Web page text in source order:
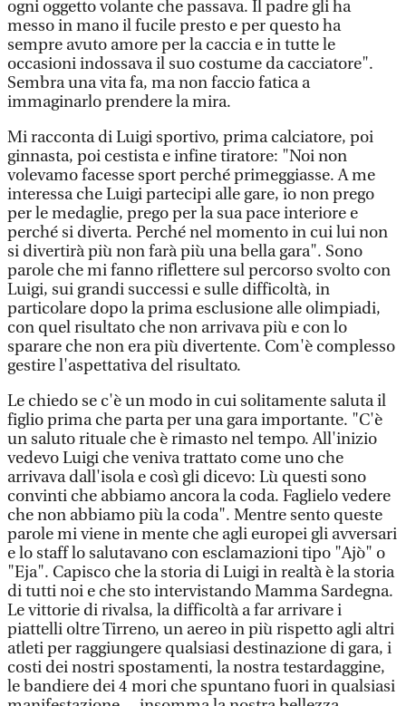
ogni oggetto volante che passava. Il padre gli ha
messo in mano il fucile presto e per questo ha
sempre avuto amore per la caccia e in tutte le
occasioni indossava il suo costume da cacciatore".
Sembra una vita fa, ma non faccio fatica a
immaginarlo prendere la mira.
Mi racconta di Luigi sportivo, prima calciatore, poi
ginnasta, poi cestista e infine tiratore: "Noi non
volevamo facesse sport perché primeggiasse. A me
interessa che Luigi partecipi alle gare, io non prego
per le medaglie, prego per la sua pace interiore e
perché si diverta. Perché nel momento in cui lui non
si divertirà più non farà più una bella gara". Sono
parole che mi fanno riflettere sul percorso svolto con
Luigi, sui grandi successi e sulle difficoltà, in
particolare dopo la prima esclusione alle olimpiadi,
con quel risultato che non arrivava più e con lo
sparare che non era più divertente. Com'è complesso
gestire l'aspettativa del risultato.
Le chiedo se c'è un modo in cui solitamente saluta il
figlio prima che parta per una gara importante. "C'è
un saluto rituale che è rimasto nel tempo. All'inizio
vedevo Luigi che veniva trattato come uno che
arrivava dall'isola e così gli dicevo: Lù questi sono
convinti che abbiamo ancora la coda. Faglielo vedere
che non abbiamo più la coda". Mentre sento queste
parole mi viene in mente che agli europei gli avversari
e lo staff lo salutavano con esclamazioni tipo "Ajò" o
"Eja". Capisco che la storia di Luigi in realtà è la storia
di tutti noi e che sto intervistando Mamma Sardegna.
Le vittorie di rivalsa, la difficoltà a far arrivare i
piattelli oltre Tirreno, un aereo in più rispetto agli altri
atleti per raggiungere qualsiasi destinazione di gara, i
costi dei nostri spostamenti, la nostra testardaggine,
le bandiere dei 4 mori che spuntano fuori in qualsiasi